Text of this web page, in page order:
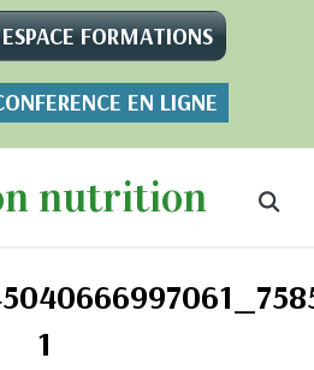
FORMATIONS
EN LIGNE
nutrition
1